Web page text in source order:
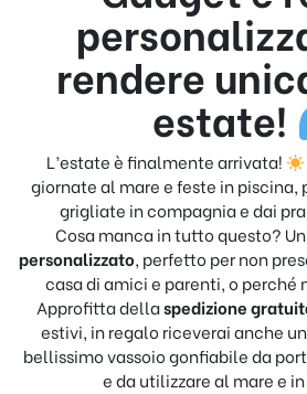
rendere
estate!
L’estate è finalmente arrivata!
giornate al mare e feste in piscina,
grigliate in compagnia e dai
Cosa manca in tutto questo?
personalizzato, perfetto per non
casa di amici e parenti, o perché
Approfitta dellaspedizione
estivi, in regalo riceverai anche un
bellissimo vassoio gonfiabile da
e da utilizzare al mare e